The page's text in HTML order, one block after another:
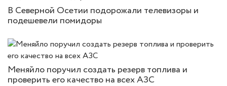
В Северной Осетии подорожали телевизоры и
подешевели помидоры
Меняйло поручил создать резерв топлива и
проверить его качество на всех АЗС